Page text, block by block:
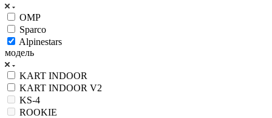
OMP
Sparco
Alpinestars
модель
KART INDOOR
KART INDOOR V2
KS-4
ROOKIE